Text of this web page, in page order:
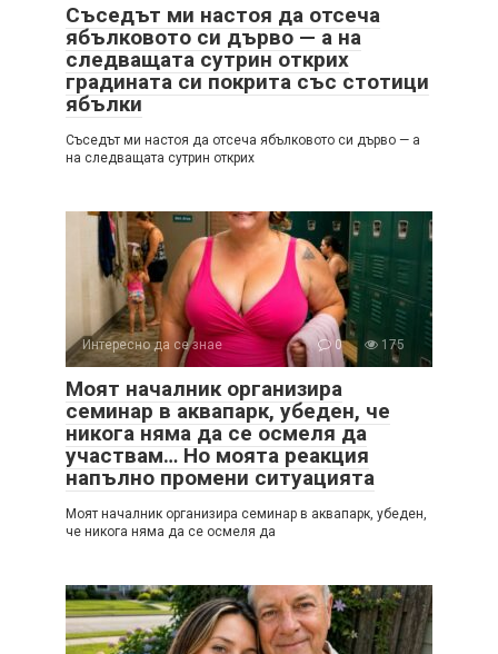
Съседът ми настоя да отсеча
ябълковото си дърво — а на
следващата сутрин открих
градината си покрита със стотици
ябълки
Съседът ми настоя да отсеча ябълковото си дърво — а
на следващата сутрин открих
Интересно да се знае 0 175
Моят началник организира
семинар в аквапарк, убеден, че
никога няма да се осмеля да
участвам… Но моята реакция
напълно промени ситуацията
Моят началник организира семинар в аквапарк, убеден,
че никога няма да се осмеля да